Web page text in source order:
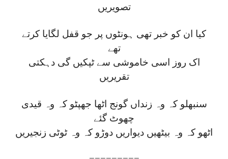
تصویریں
کیا ان کو خبر تھی ہونٹوں پر جو قفل لگایا کرتے
تھے
اک روز اسی خاموشی سے ٹپکیں گی دہکتی
تقریریں
سنبھلو کہ وہ زنداں گونج اٹھا جھپٹو کہ وہ قیدی
چھوٹ گئے
اٹھو کہ وہ بیٹھیں دیواریں دوڑو کہ وہ ٹوٹی زنجیریں